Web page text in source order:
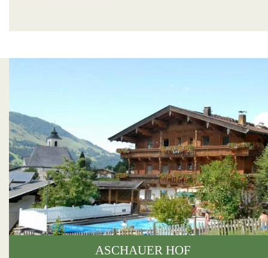
ASCHAUER HOF